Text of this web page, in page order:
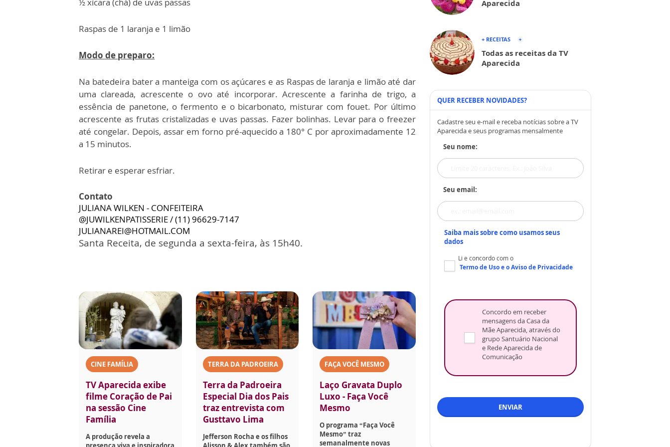
Raspas de 1 laranja e 1 limão
Modo de preparo:
Na batedeira bater a manteiga com os açúcares e as Raspas de laranja e limão até dar
uma clareada, acrescente o ovo até incorporar. Acrescente a farinha de trigo, a
essência de panetone, o fermento e o bicarbonato, misturar com fouet. Por último
acrescente as frutas cristalizadas e uvas passas. Fazer bolinhas. Levar para o freezer
até congelar. Depois, assar em forno pré-aquecido a 180° C por aproximadamente 12
a 15 minutos.
Retirar e esperar esfriar.
Contato
JULIANA WILKEN - CONFEITEIRA
@JUWILKENPATISSERIE / (11) 96629-7147
JULIANAREI@HOTMAIL.COM
Santa Receita, de segunda a sexta-feira, às 15h40.
CINE FAMÍLIA
TV Aparecida exibe
filme Coração de Pai
na sessão Cine
Família
A produção revela a
TERRA DA PADROEIRA
Terra da Padroeira
Especial Dia dos Pais
traz entrevista com
Gusttavo Lima
Jefferson Rocha e os filhos
FAÇA VOCÊ MESMO
Laço Gravata Duplo
Luxo - Faça Você
Mesmo
O programa “Faça Você
Mesmo” traz
semanalmente novas
Aparecida
+ RECEITAS
Todas as receitas da TV
Aparecida
QUER RECEBER NOVIDADES?
Cadastre seu e-mail e receba notícias sobre a TV
Aparecida e seus programas mensalmente
Seu nome:
Seu email:
Saiba mais sobre como usamos seus
dados
Li e concordo com o
Termo de Usoe oAviso de Privacidade
Concordo em receber
mensagens da Casa da
Mãe Aparecida, através do
grupo Santuário Nacional
e Rede Aparecida de
Comunicação
ENVIAR